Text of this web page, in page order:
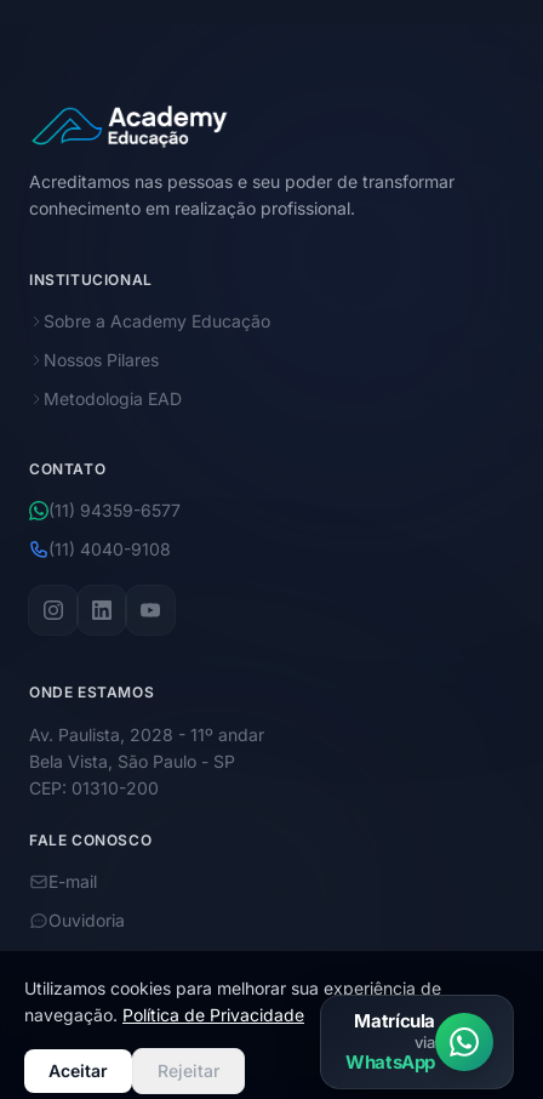
Acreditamos nas pessoas e seu poder de transformar
conhecimento em realização profissional.
INSTITUCIONAL
Sobre a Academy Educação
Nossos Pilares
Metodologia EAD
CONTATO
(11) 94359-6577
(11) 4040-9108
ONDE ESTAMOS
Av. Paulista, 2028 - 11º andar
Bela Vista, São Paulo - SP
CEP: 01310-200
FALE CONOSCO
E-mail
Ouvidoria
© 2026 Academy Educação. Todos os direitos reservados.
Termos de uso e política de privacidade
Matrícula
via
WhatsApp
Utilizamos cookies para melhorar sua experiência de
navegação. Política de Privacidade
Aceitar Rejeitar